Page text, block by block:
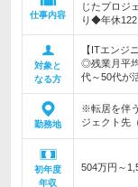
仕事内容
じたプロジ
り◆年休
対象と
なる方
【ITエンジ
◎残業月平
代～50代が
勤務地
※転居を伴
ジェクト先
初年度
年収
504万円～